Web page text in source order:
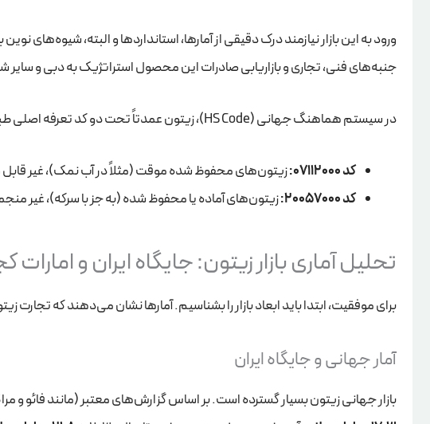
ورود به این بازار نیازمند درک دقیقی از آمارها، استانداردها و البته، شیوه‌های
جنبه‌های فنی، تجاری و بازاریابی صادرات این محصول استراتژیک به دبی و
در سیستم هماهنگ جهانی (HS Code)، زیتون عمدتاً تحت دو کد تعرفه اصلی طبقه‌بندی می‌شود:
کد 07112000:
زیتون‌های محفوظ شده موقت (مثلاً در آب نمک)، غیر
کد 20057000:
زیتون‌های آماده یا محفوظ شده (به جز با سرکه)، غیر
تحلیل آماری بازار زیتون: جایگاه ایران و
برای موفقیت، ابتدا باید ابعاد بازار را بشناسیم. آمارها نشان می‌دهند که
آمار جهانی و جایگاه ایران
بازار جهانی زیتون بسیار گسترده است. بر اساس گزارش‌های معتبر (مانند فائو و